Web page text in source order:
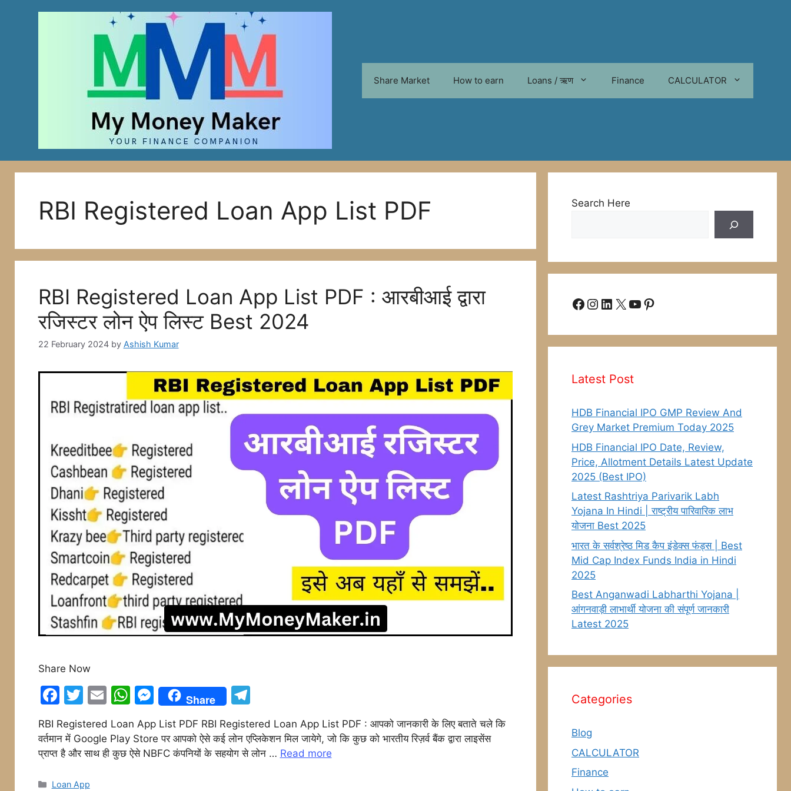
Share Market How to earn Loans / ऋण Finance CALCULATOR
RBI Registered Loan App List PDF
RBI Registered Loan App List PDF : आरबीआई द्वारा
रजिस्टर लोन ऐप लिस्ट Best 2024
22 February 2024 by Ashish Kumar
Share Now
F
a
c
e
T
itt
er
E
m
ai
l
W
h
at
s
M
e
s
s
Share
T
e
gr
RBI Registered Loan App List PDF RBI Registered Loan App List PDF : आपको जानकारी के लिए बताते चले कि
वर्तमान में Google Play Store पर आपको ऐसे कई लोन एप्लिकेशन मिल जायेगे, जो कि कुछ को भारतीय रिज़र्व बैंक द्वारा लाइसेंस
प्राप्त है और साथ ही कुछ ऐसे NBFC कंपनियों के सहयोग से लोन … Read more
Categories
Loan App
Search Here
Facebook
Instagram
LinkedIn
X YouTube
Pinterest
Latest Post
HDB Financial IPO GMP Review And
Grey Market Premium Today 2025
HDB Financial IPO Date, Review,
Price, Allotment Details Latest Update
2025 (Best IPO)
Latest Rashtriya Parivarik Labh
Yojana In Hindi | राष्ट्रीय पारिवारिक लाभ
योजना Best 2025
भारत के सर्वश्रेष्ठ मिड कैप इंडेक्स फंड्स | Best
Mid Cap Index Funds India in Hindi
2025
Best Anganwadi Labharthi Yojana |
आंगनवाड़ी लाभार्थी योजना की संपूर्ण जानकारी
Latest 2025
Categories
Blog
CALCULATOR
Finance